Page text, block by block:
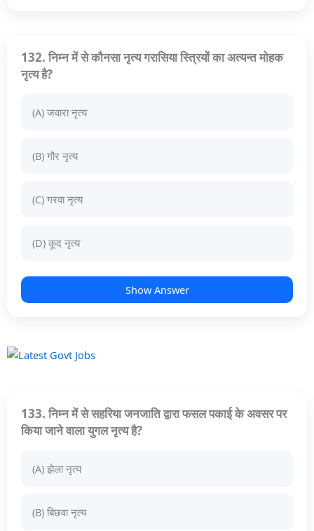
132. निम्न में से कौनसा नृत्य गरासिया स्त्रियों का अत्यन्त मोहक
नृत्य है?
(A) जवारा नृत्य
(B) गौर नृत्य
(C) गरवा नृत्य
(D) कूद नृत्य
Show Answer
133. निम्न में से सहरिया जनजाति द्वारा फसल पकाई के अवसर पर
किया जाने वाला युगल नृत्य है?
(A) झेला नृत्य
(B) बिछवा नृत्य